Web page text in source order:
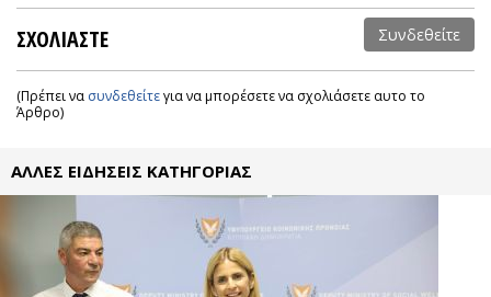
ΣΧΟΛΙΑΣΤΕ Συνδεθείτε
(Πρέπει να συνδεθείτεγια να μπορέσετε να σχολιάσετε αυτο το
Άρθρο)
ΑΛΛΕΣ ΕΙΔΗΣΕΙΣ ΚΑΤΗΓΟΡΙΑΣ